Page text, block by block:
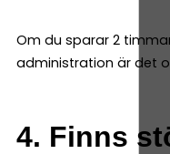
Om du sparar 2
administration är det
4. Finns